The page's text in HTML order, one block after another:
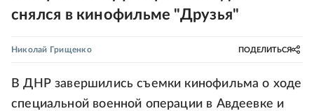
снялся в кинофильме "Друзья"
Николай Грищенко ПОДЕЛИТЬСЯ
В ДНР завершились съемки кинофильма о ходе
специальной военной операции в Авдеевке и